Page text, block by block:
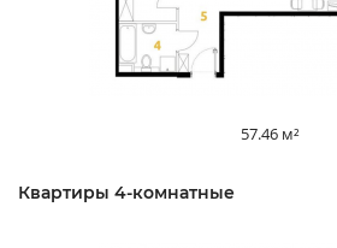
57.46 м²
Квартиры 4-комнатные